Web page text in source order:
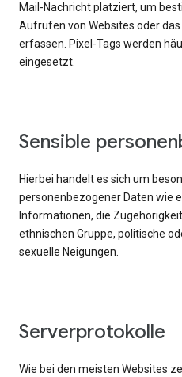
Mail-Nachricht platziert, um
Aufrufen von Websites oder
erfassen. Pixel-Tags werden
eingesetzt.
Sensible
Hierbei handelt es sich um
personenbezogener Daten wie
Informationen, die
ethnischen Gruppe, politische
sexuelle Neigungen.
Serverprotokolle
Wie bei den meisten Websites